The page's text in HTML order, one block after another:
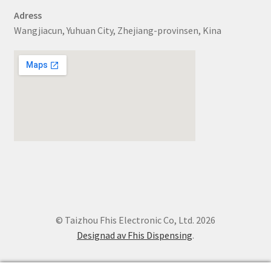
Adress
Wangjiacun, Yuhuan City, Zhejiang-provinsen, Kina
© Taizhou Fhis Electronic Co, Ltd. 2026
Designad av Fhis Dispensing.